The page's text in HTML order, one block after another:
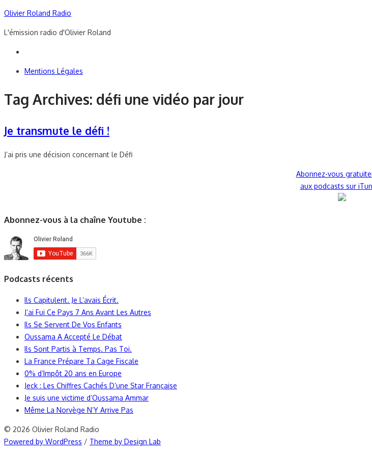
Skip
content
Olivier Roland Radio
L'émission radio d'Olivier Roland
Mentions Légales
Tag Archives: défi une vidéo par jour
Je transmute le défi !
J’ai pris une décision concernant le Défi
Abonnez-vous
aux podcasts sur
Abonnez-vous à la chaîne Youtube :
Podcasts récents
Ils Capitulent. Je L’avais Écrit.
J’ai Fui Ce Pays 7 Ans Avant Les Autres
Ils Se Servent De Vos Enfants
Oussama A Accepté Le Débat
Ils Sont Partis à Temps. Pas Toi.
La France Prépare Ta Cage Fiscale
0% d’Impôt 20 ans en Europe
Jeck : Les Chiffres Cachés D’une Star Française
Je suis une victime d’Oussama Ammar
Même La Norvège N’Y Arrive Pas
© 2026 Olivier Roland Radio
Powered by WordPress / Theme by Design Lab